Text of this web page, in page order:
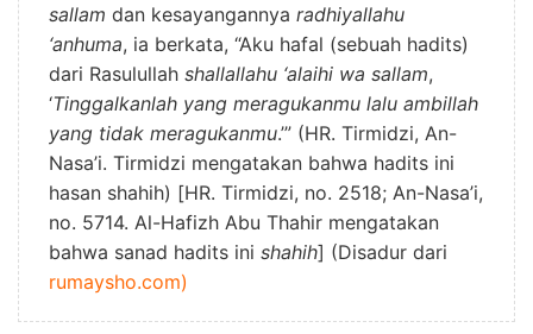
sallam dan kesayangannya radhiyallahu
‘anhuma, ia berkata, “Aku hafal (sebuah hadits)
dari Rasulullah shallallahu ‘alaihi wa sallam,
‘Tinggalkanlah yang meragukanmu lalu ambillah
yang tidak meragukanmu.’” (HR. Tirmidzi, An-
Nasa’i. Tirmidzi mengatakan bahwa hadits ini
hasan shahih) [HR. Tirmidzi, no. 2518; An-Nasa’i,
no. 5714. Al-Hafizh Abu Thahir mengatakan
bahwa sanad hadits ini shahih] (Disadur dari
rumaysho.com)